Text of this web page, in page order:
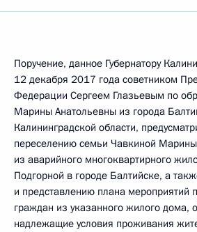
Поручение, данное Губернатору
12 декабря 2017 года советником
Федерации Сергеем Глазьевым по
Марины Анатольевны из города
Калининградской области,
переселению семьи Чавкиной
из аварийного многоквартирного
Подгорной в городе Балтийске, а
и представлению плана мероприятий
граждан из указанного жилого дома,
надлежащие условия проживания